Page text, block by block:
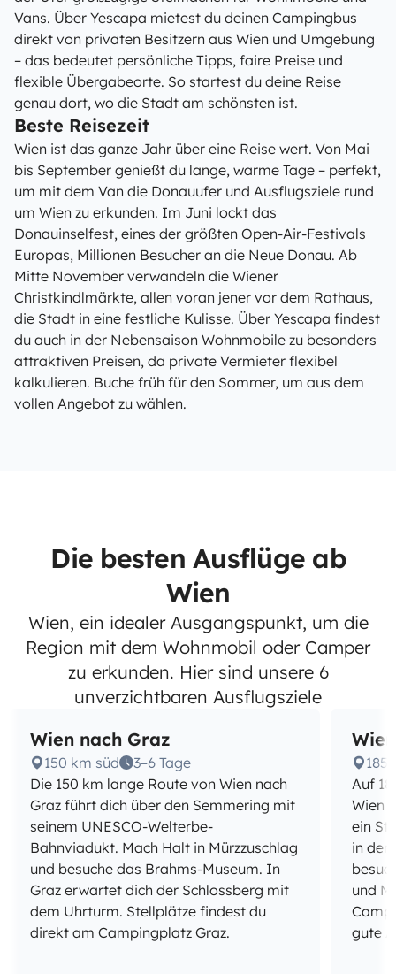
Vans. Über Yescapa mietest du deinen Campingbus
direkt von privaten Besitzern aus Wien und Umgebung
– das bedeutet persönliche Tipps, faire Preise und
flexible Übergabeorte. So startest du deine Reise
genau dort, wo die Stadt am schönsten ist.
Beste Reisezeit
Wien ist das ganze Jahr über eine Reise wert. Von Mai
bis September genießt du lange, warme Tage – perfekt,
um mit dem Van die Donauufer und Ausflugsziele rund
um Wien zu erkunden. Im Juni lockt das
Donauinselfest, eines der größten Open-Air-Festivals
Europas, Millionen Besucher an die Neue Donau. Ab
Mitte November verwandeln die Wiener
Christkindlmärkte, allen voran jener vor dem Rathaus,
die Stadt in eine festliche Kulisse. Über Yescapa findest
du auch in der Nebensaison Wohnmobile zu besonders
attraktiven Preisen, da private Vermieter flexibel
kalkulieren. Buche früh für den Sommer, um aus dem
vollen Angebot zu wählen.
Die besten Ausflüge ab
Wien
Wien, ein idealer Ausgangspunkt, um die
Region mit dem Wohnmobil oder Camper
zu erkunden. Hier sind unsere 6
unverzichtbaren Ausflugsziele
Wien nach Graz
150 km süd
3–6 Tage
Die 150 km lange Route von Wien nach
Graz führt dich über den Semmering mit
seinem UNESCO-Welterbe-
Bahnviadukt. Mach Halt in Mürzzuschlag
und besuche das Brahms-Museum. In
Graz erwartet dich der Schlossberg mit
dem Uhrturm. Stellplätze findest du
direkt am Campingplatz Graz.
185
Auf
Wien
ein
in der
und
gute